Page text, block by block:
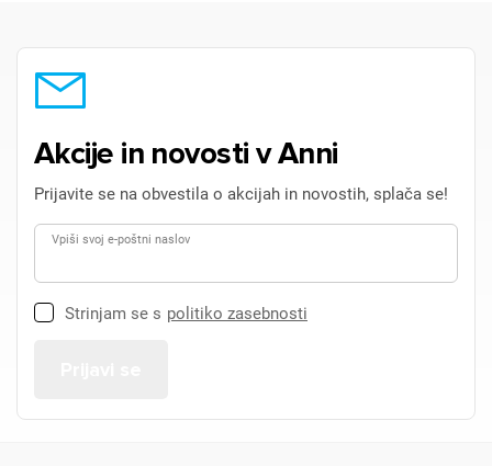
Akcije in novosti v Anni
Prijavite se na obvestila o akcijah in novostih, splača se!
Vpiši svoj e-poštni naslov
Strinjam se s politiko zasebnosti